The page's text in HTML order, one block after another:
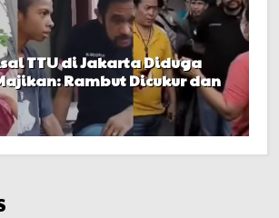
TTU di Jakarta Diduga
Rambut Dicukur dan